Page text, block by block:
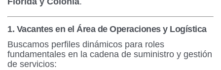
1. Vacantes en el Área de Operaciones y Logística
Buscamos perfiles dinámicos para roles
fundamentales en la cadena de suministro y gestión
de servicios: